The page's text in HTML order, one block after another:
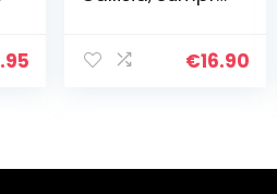
Eukalyptus Öl,
€16.90